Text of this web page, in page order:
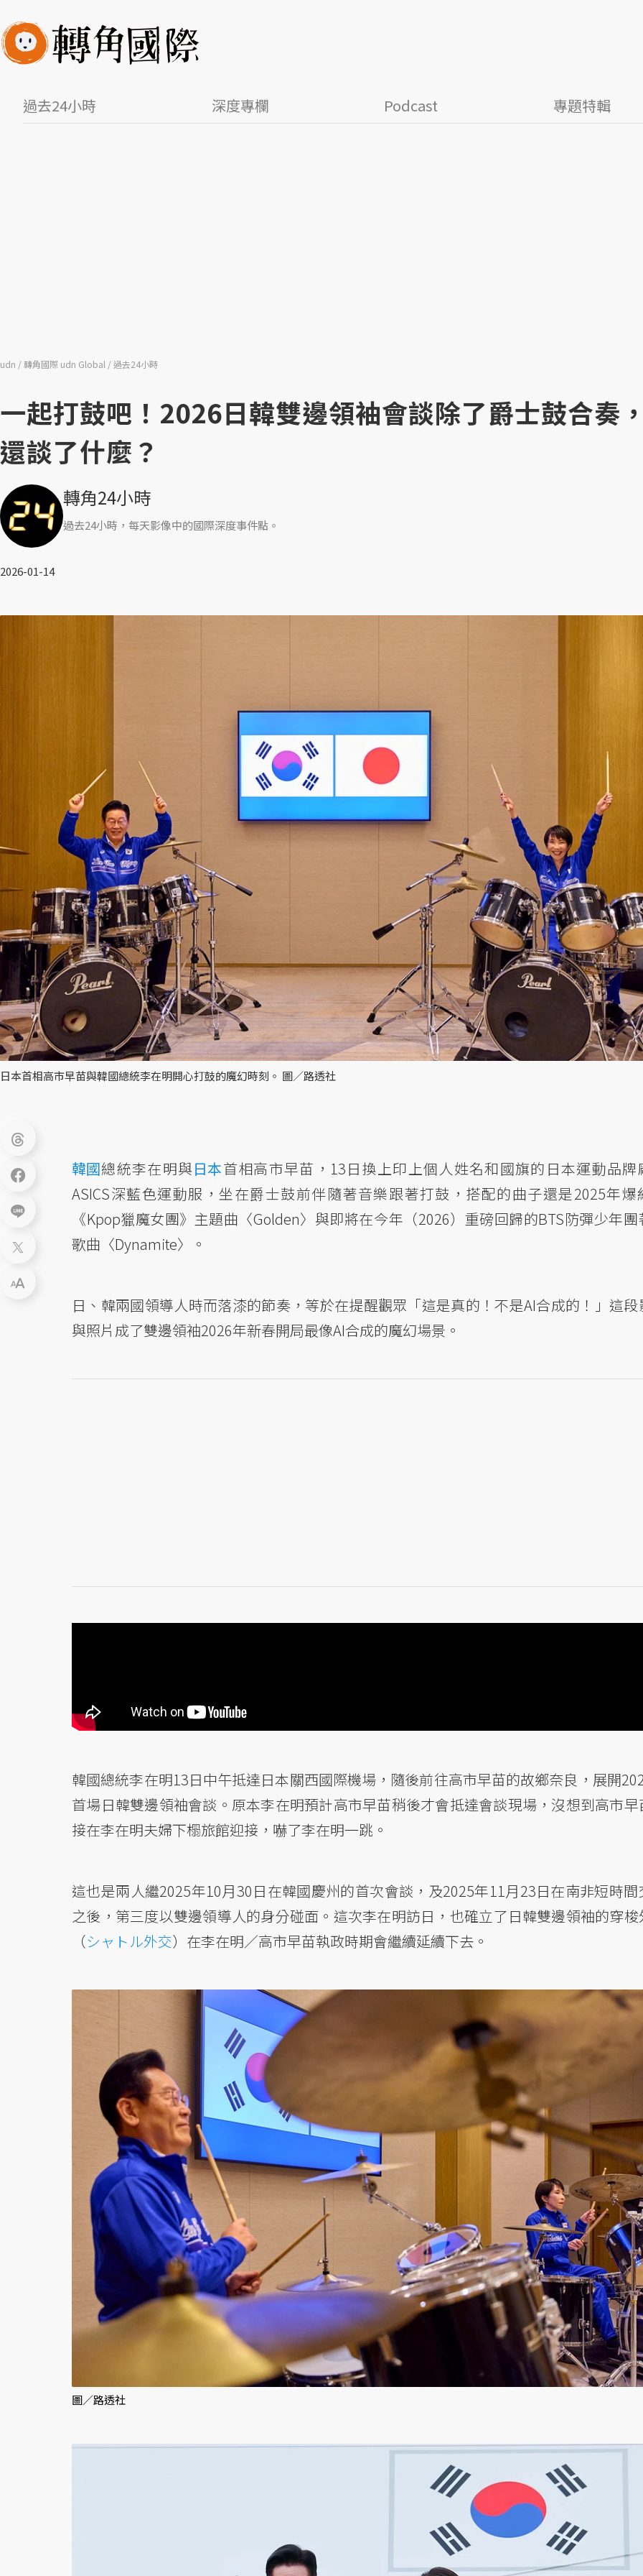
過去24小時 深度專欄 Podcast 專題特輯
udn 轉角國際 udn Global 過去24小時
一起打鼓吧！2026日韓雙邊領袖會談除了爵士鼓合奏
還談了什麼？
轉角24小時
過去24小時，每天影像中的國際深度事件點。
2026-01-14
日本首相高市早苗與韓國總統李在明開心打鼓的魔幻時刻。 圖／路透社
韓國總統李在明與日本首相高市早苗，13日換上印上個人姓名和國旗的日本運動品牌
ASICS深藍色運動服，坐在爵士鼓前伴隨著音樂跟著打鼓，搭配的曲子還是2025年爆
《Kpop獵魔女團》主題曲〈Golden〉與即將在今年（2026）重磅回歸的BTS防彈少年團
歌曲〈Dynamite〉。
日、韓兩國領導人時而落漆的節奏，等於在提醒觀眾「這是真的！不是AI合成的！」這段
與照片成了雙邊領袖2026年新春開局最像AI合成的魔幻場景。
韓國總統李在明13日中午抵達日本關西國際機場，隨後前往高市早苗的故鄉奈良，展開
首場日韓雙邊領袖會談。原本李在明預計高市早苗稍後才會抵達會談現場，沒想到高市早
接在李在明夫婦下榻旅館迎接，嚇了李在明一跳。
這也是兩人繼2025年10月30日在韓國慶州的首次會談，及2025年11月23日在南非短時間
之後，第三度以雙邊領導人的身分碰面。這次李在明訪日，也確立了日韓雙邊領袖的穿梭
（シャトル外交）在李在明／高市早苗執政時期會繼續延續下去。
圖／路透社